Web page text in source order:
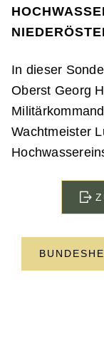
In dieser
Oberst Georg
Wachtmeister